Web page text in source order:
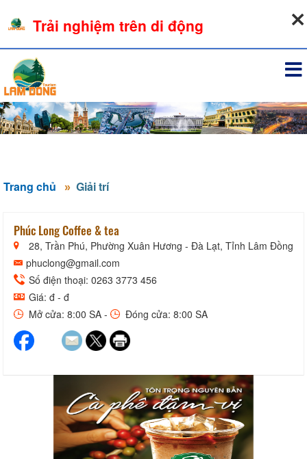
Trang chủ Giải trí
Phúc Long Coffee & tea
28, Trần Phú, Phường Xuân Hương - Đà Lạt, Tỉnh Lâm Đồng
phuclong@gmail.com
Số điện thoại: 0263 3773 456
Giá: đ - đ
Mở cửa: 8:00 SA -
Đóng cửa: 8:00 SA
Trải nghiệm trên di động